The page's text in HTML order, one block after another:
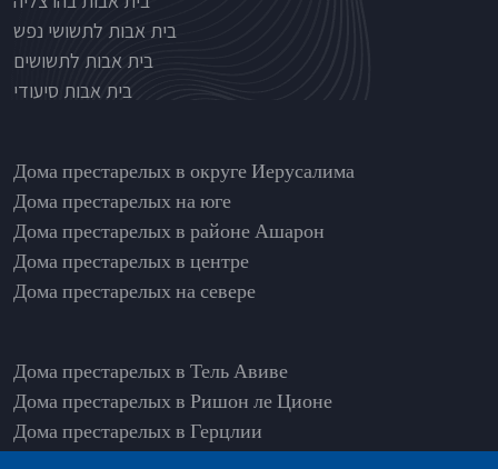
בית אבות לתשושי נפש
בית אבות לתשושים
בית אבות סיעודי
בתי אבות לפי אזורים
Дома престарелых в округе Иерусалима
Дома престарелых на юге
Дома престарелых в районе Ашарон
Дома престарелых в центре
Дома престарелых на севере
Дома престарелых в Тель Авиве
Дома престарелых в Ришон ле Ционе
Дома престарелых в Герцлии